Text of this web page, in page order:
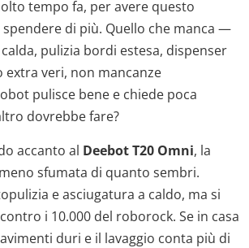
tempo fa, per avere questo
di più. Quello che manca —
pulizia bordi estesa, dispenser
veri, non mancanze
pulisce bene e chiede poca
dovrebbe fare?
accanto al Deebot T20 Omni, la
sfumata di quanto sembri.
e asciugatura a caldo, ma si
i 10.000 del roborock. Se in casa
duri e il lavaggio conta più di